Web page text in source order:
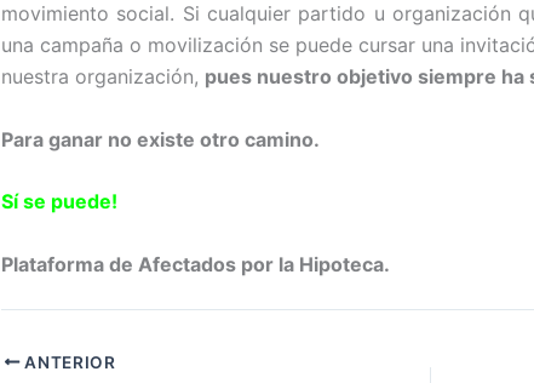
movimiento social. Si cualquier partido u organización
una campaña o movilización se puede cursar una
nuestra organización, pues nuestro objetivo siempre ha
Para ganar no existe otro camino.
Sí se puede!
Plataforma de Afectados por la Hipoteca.
ANTERIOR